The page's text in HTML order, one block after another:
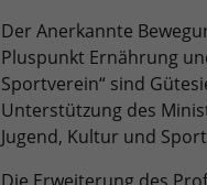
Der Anerkannte
Pluspunkt Ernährung
Sportverein“ sind
Unterstützung des
Jugend, Kultur und
und es
Zweck
für den
randoly
Laufzeit 6 Monate
Das
über die
Sprache
Wir verwenden auf
zusätzliche Informationen